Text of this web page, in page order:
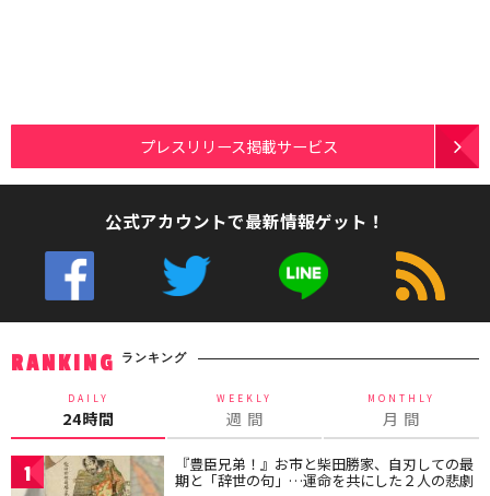
プレスリリース掲載サービス
公式アカウントで最新情報ゲット！
RANKING ランキング
DAILY
24時間
WEEKLY
週 間
MONTHLY
月 間
1 『豊臣兄弟！』お市と柴田勝家、自刃しての最
期と「辞世の句」…運命を共にした２人の悲劇